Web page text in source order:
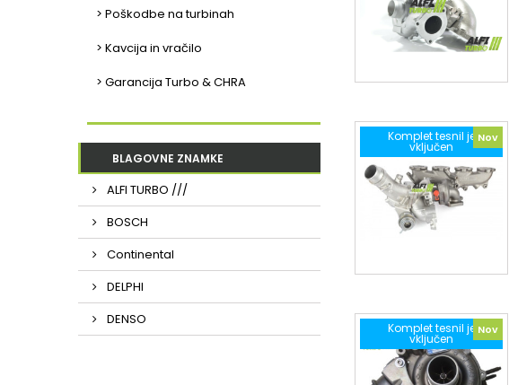
> Poškodbe na turbinah
> Kavcija in vračilo
> Garancija Turbo & CHRA
BLAGOVNE ZNAMKE
ALFI TURBO ///
BOSCH
Continental
DELPHI
DENSO
Komplet tesnil je
vključen
Nov
Komplet tesnil je
vključen
Nov